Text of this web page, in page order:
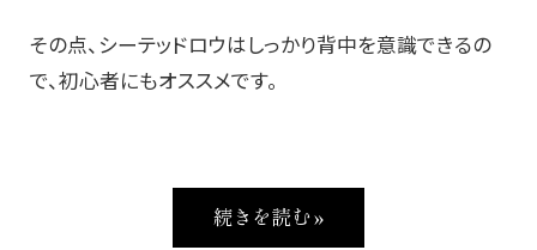
その点、シーテッドロウはしっかり背中を意識できるの
で、初心者にもオススメです。
続きを読む »